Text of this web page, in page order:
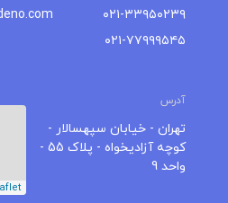
۰۲۱-۳۳۹۵۰۲۳۹
۰۲۱-۷۷۹۹۹۵۴۵
آدرس
تهران - خیابان سپهسالار -
کوچه آزادیخواه - پلاک 55 -
واحد 9